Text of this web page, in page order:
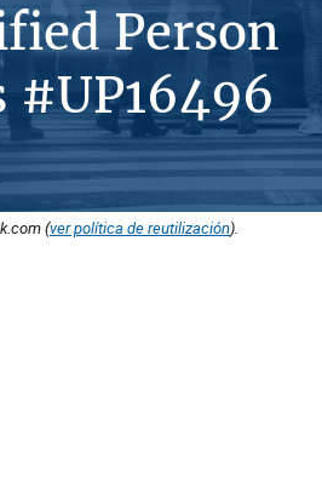
Person
#UP16496
(ver política de reutilización).